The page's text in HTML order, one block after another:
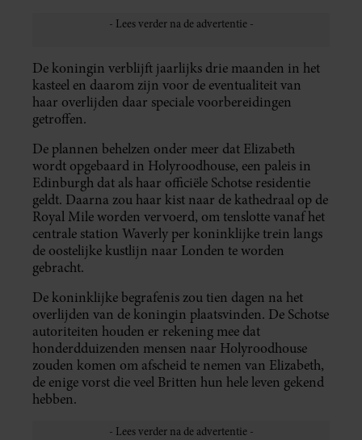
De koningin verblijft jaarlijks drie maanden in het
kasteel en daarom zijn voor de eventualiteit van
haar overlijden daar speciale voorbereidingen
getroffen.
De plannen behelzen onder meer dat Elizabeth
wordt opgebaard in Holyroodhouse, een paleis in
Edinburgh dat als haar officiële Schotse residentie
geldt. Daarna zou haar kist naar de kathedraal op de
Royal Mile worden vervoerd, om tenslotte vanaf het
centrale station Waverly per koninklijke trein langs
de oostelijke kustlijn naar Londen te worden
gebracht.
De koninklijke begrafenis zou tien dagen na het
overlijden van de koningin plaatsvinden. De Schotse
autoriteiten houden er rekening mee dat
honderdduizenden mensen naar Holyroodhouse
zouden komen om afscheid te nemen van Elizabeth,
de enige vorst die veel Britten hun hele leven gekend
hebben.